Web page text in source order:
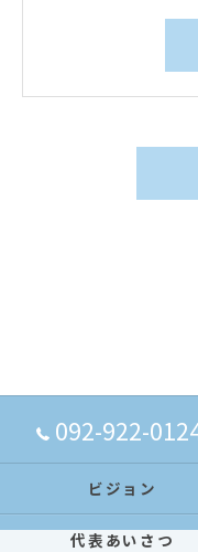
092-922-
ビジョン
代表あいさつ